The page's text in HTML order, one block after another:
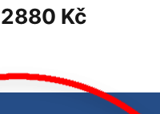
2880 Kč